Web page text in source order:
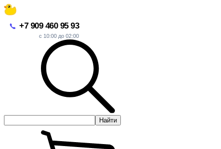
+7 909 460 95 93
с 10:00 до 02:00
Найти